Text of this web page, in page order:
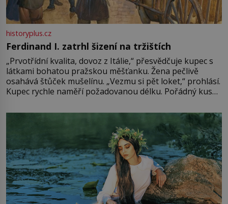
historyplus.cz
Ferdinand I. zatrhl šizení na tržištích
„Prvotřídní kvalita, dovoz z Itálie,“ přesvědčuje kupec s
látkami bohatou pražskou měšťanku. Žena pečlivě
osahává štůček mušelínu. „Vezmu si pět loket,“ prohlásí.
Kupec rychle naměří požadovanou délku. Pořádný kus
milostpaní. Stačí jenom na sukni,“ zhodnotí švadlena
množství růžového mušelínu. „Ošidili vás, podívejte.“